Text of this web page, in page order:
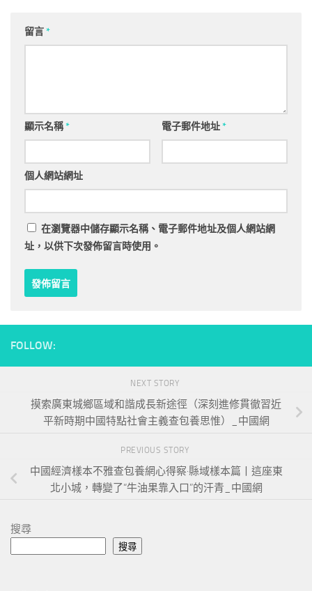
留言*
顯示名稱* 電子郵件地址*
個人網站網址
在瀏覽器中儲存顯示名稱、電子郵件地址及個人網站網
址，以供下次發佈留言時使用。
FOLLOW:
NEXT STORY
摸索廣東城鄉區域和諧成長新途徑（深刻進修貫徹習近
平新時期中國特點社會主義查包養思惟）_中國網
PREVIOUS STORY
中國經濟樣本不雅查包養網心得察·縣域樣本篇丨這座東
北小城，轉變了“牛油果靠入口”的汗青_中國網
搜尋
搜尋